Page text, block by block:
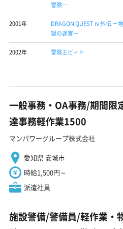
冒険―
2001年
DRAGON QUEST Ⅳ外伝 －地
獄の迷宮－
2002年 冒険王ビィト
一般事務・OA事務/期間限
達事務軽作業1500
マンパワーグループ株式会社
愛知県 安城市
時給1,500円～
派遣社員
施設警備/警備員/軽作業・